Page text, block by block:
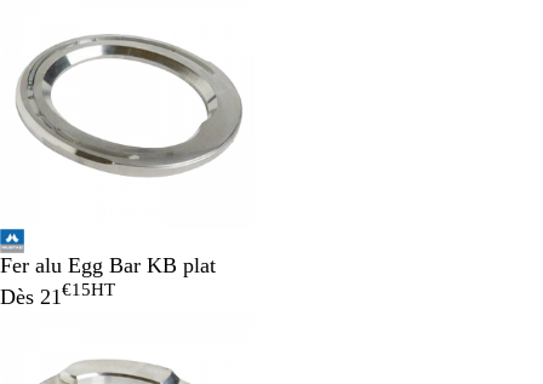
Fer alu Egg Bar KB plat
Dès 21€15HT